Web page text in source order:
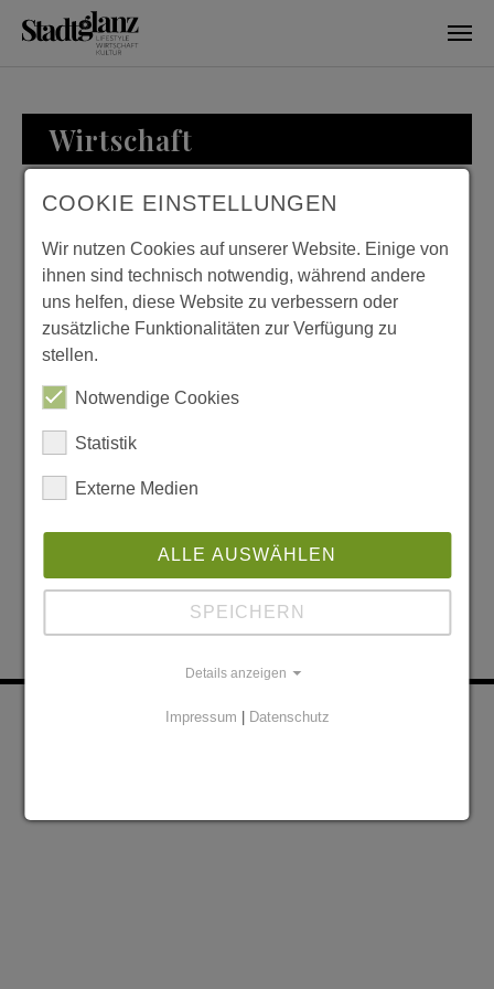
Wirtschaft
WIRTSCHAFT
KURTH MANUFAKTUR
FÜR WOHNKULTUR
KONTAKT
COOKIE EINSTELLUNGEN
Wir nutzen Cookies auf unserer Website. Einige von
ihnen sind technisch notwendig, während andere
uns helfen, diese Website zu verbessern oder
zusätzliche Funktionalitäten zur Verfügung zu
stellen.
Notwendige Cookies
Statistik
Externe Medien
ALLE AUSWÄHLEN
SPEICHERN
Details anzeigen
Impressum Datenschutz